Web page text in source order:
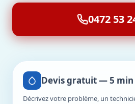
0472 53
Devis gratuit — 5 min
Décrivez votre problème, un